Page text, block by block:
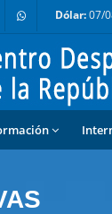
Dólar:07/